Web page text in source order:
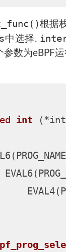
根据
中选择.
数为eBPF
int